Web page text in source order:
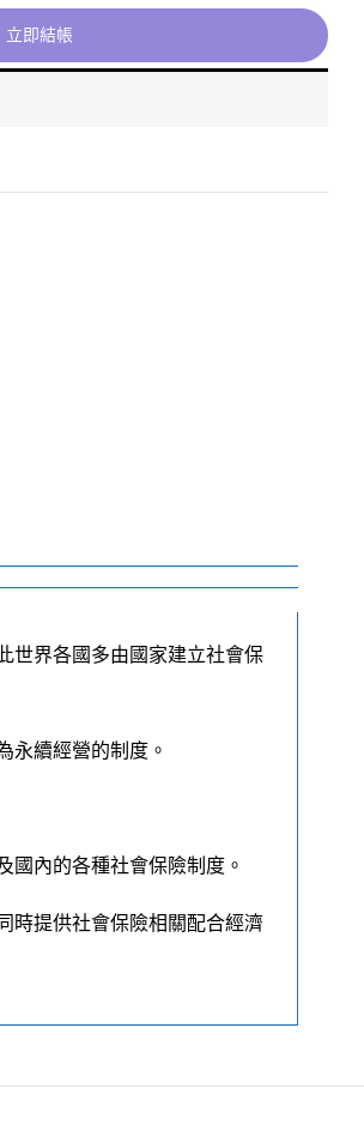
立即結帳
世界各國多由國家建立社會保
續經營的制度。
內的各種社會保險制度。
時提供社會保險相關配合經濟